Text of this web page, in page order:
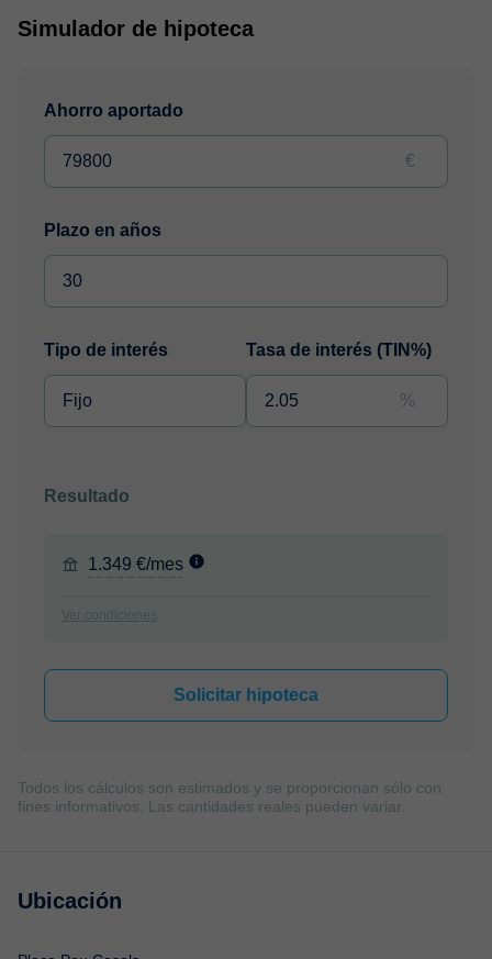
Simulador de hipoteca
Ahorro aportado
€
Plazo en años
Tipo de interés Tasa de interés (TIN%)
%
Resultado
1.349 €/mes
Ver condiciones
Solicitar hipoteca
Todos los cálculos son estimados y se proporcionan sólo con
fines informativos. Las cantidades reales pueden variar.
Ubicación